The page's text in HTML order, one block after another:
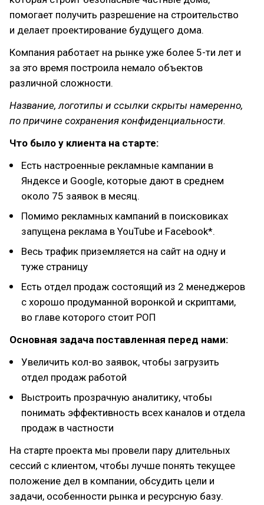
помогает получить разрешение на строительство
и делает проектирование будущего дома.
Компания работает на рынке уже более 5-ти лет и
за это время построила немало объектов
различной сложности.
Название, логотипы и ссылки скрыты намеренно,
по причине сохранения конфиденциальности.
Что было у клиента на старте:
Есть настроенные рекламные кампании в
Яндексе и Google, которые дают в среднем
около 75 заявок в месяц.
Помимо рекламных кампаний в поисковиках
запущена реклама в YouTube и Facebook*.
Весь трафик приземляется на сайт на одну и
туже страницу
Есть отдел продаж состоящий из 2 менеджеров
с хорошо продуманной воронкой и скриптами,
во главе которого стоит РОП
Основная задача поставленная перед нами:
Увеличить кол-во заявок, чтобы загрузить
отдел продаж работой
Выстроить прозрачную аналитику, чтобы
понимать эффективность всех каналов и отдела
продаж в частности
На старте проекта мы провели пару длительных
сессий с клиентом, чтобы лучше понять текущее
положение дел в компании, обсудить цели и
задачи, особенности рынка и ресурсную базу.